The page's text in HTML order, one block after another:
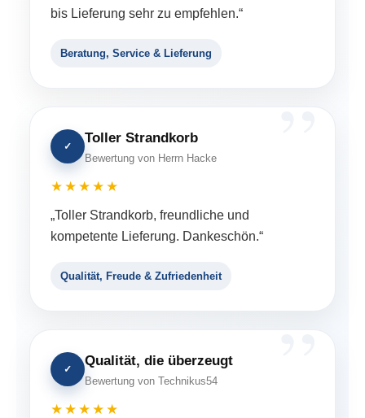
bis Lieferung sehr zu empfehlen.“
Beratung, Service & Lieferung
✓
Toller Strandkorb
Bewertung von Herrn Hacke
★★★★★
„Toller Strandkorb, freundliche und
kompetente Lieferung. Dankeschön.“
Qualität, Freude & Zufriedenheit
✓
Qualität, die überzeugt
Bewertung von Technikus54
★★★★★